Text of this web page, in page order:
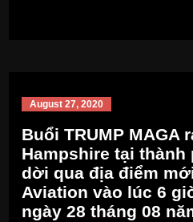
August 27, 2020
Buổi TRUMP MAGA
Hampshire tại thành
dời qua địa điểm
Aviation vào lúc 6
ngày 28 tháng 08